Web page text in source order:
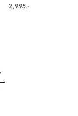
2,995.-